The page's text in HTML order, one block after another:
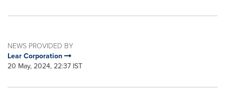
NEWS PROVIDED BY
Lear Corporation
20 May, 2024, 22:37 IST